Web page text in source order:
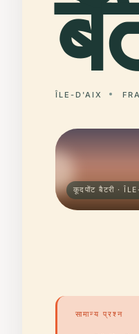
ÎLE-D'AIX
कूदपोंट बैटरी ·
सामान्य प्रश्न